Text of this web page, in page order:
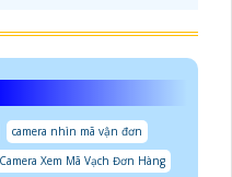
camera nhìn mã vận đơn
Xem Mã Vạch Đơn Hàng